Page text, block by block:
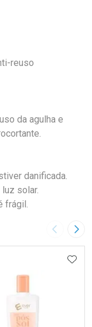
reuso
da agulha e
danificada.
solar.
frágil.
Imagem
FAVORITOS